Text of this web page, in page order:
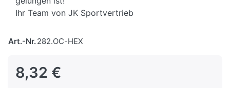
Ihr Team von JK Sportvertrieb
Art.-Nr.282.OC-HEX
8,32 €